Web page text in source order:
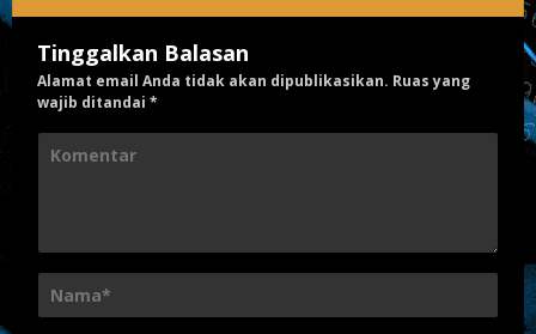
Tinggalkan Balasan
Alamat email Anda tidak akan dipublikasikan. Ruas yang
wajib ditandai *